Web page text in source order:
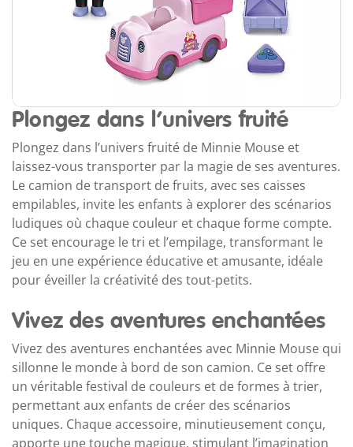
Plongez dans l’univers fruité
Plongez dans l’univers fruité de Minnie Mouse et
laissez-vous transporter par la magie de ses aventures.
Le camion de transport de fruits, avec ses caisses
empilables, invite les enfants à explorer des scénarios
ludiques où chaque couleur et chaque forme compte.
Ce set encourage le tri et l’empilage, transformant le
jeu en une expérience éducative et amusante, idéale
pour éveiller la créativité des tout-petits.
Vivez des aventures enchantées
Vivez des aventures enchantées avec Minnie Mouse qui
sillonne le monde à bord de son camion. Ce set offre
un véritable festival de couleurs et de formes à trier,
permettant aux enfants de créer des scénarios
uniques. Chaque accessoire, minutieusement conçu,
apporte une touche magique, stimulant l’imagination